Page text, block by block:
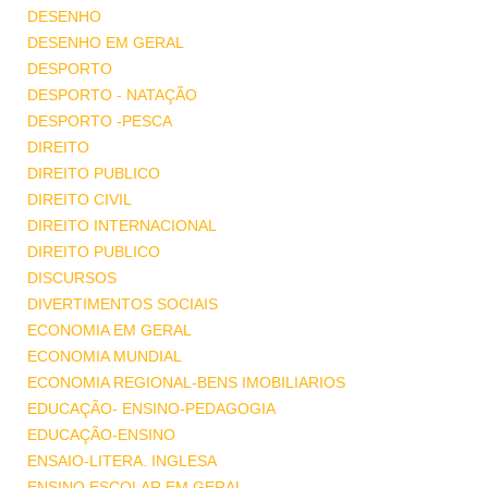
DESENHO
DESENHO EM GERAL
DESPORTO
DESPORTO - NATAÇÃO
DESPORTO -PESCA
DIREITO
DIREITO PUBLICO
DIREITO CIVIL
DIREITO INTERNACIONAL
DIREITO PUBLICO
DISCURSOS
DIVERTIMENTOS SOCIAIS
ECONOMIA EM GERAL
ECONOMIA MUNDIAL
ECONOMIA REGIONAL-BENS IMOBILIARIOS
EDUCAÇÃO- ENSINO-PEDAGOGIA
EDUCAÇÃO-ENSINO
ENSAIO-LITERA. INGLESA